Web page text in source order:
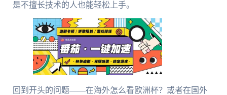
是不擅长技术的人也能轻松上手。
回到开头的问题——在海外怎么看欧洲杯？或者在国外